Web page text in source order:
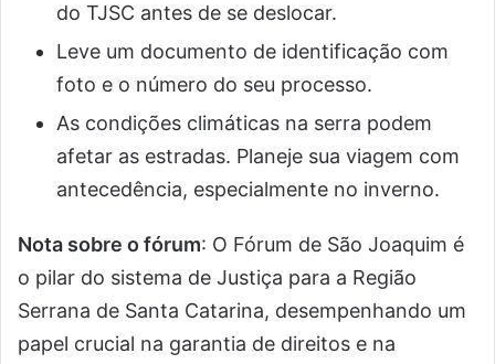
do TJSC antes de se deslocar.
Leve um documento de identificação com
foto e o número do seu processo.
As condições climáticas na serra podem
afetar as estradas. Planeje sua viagem com
antecedência, especialmente no inverno.
Nota sobre o fórum: O Fórum de São Joaquim é
o pilar do sistema de Justiça para a Região
Serrana de Santa Catarina, desempenhando um
papel crucial na garantia de direitos e na